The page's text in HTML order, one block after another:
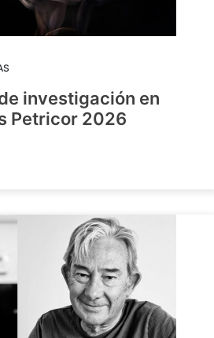
investigación en
Petricor 2026